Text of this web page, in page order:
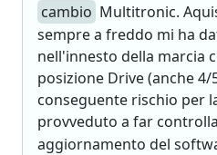
cambio Multitronic.
sempre a freddo mi ha
nell'innesto della marcia
posizione Drive (anche 4/
conseguente rischio per
provveduto a far
aggiornamento del